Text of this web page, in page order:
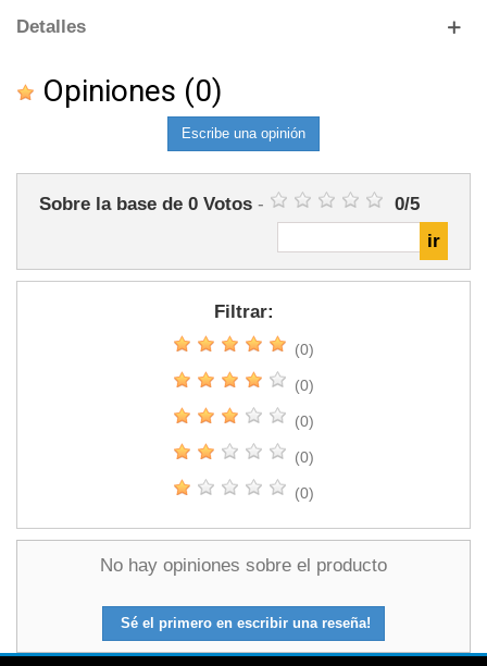
Detalles
Opiniones (0)
Escribe una opinión
Sobre la base de 0 Votos - 0/5
Filtrar:
(0)
(0)
(0)
(0)
(0)
No hay opiniones sobre el producto
Sé el primero en escribir una reseña!